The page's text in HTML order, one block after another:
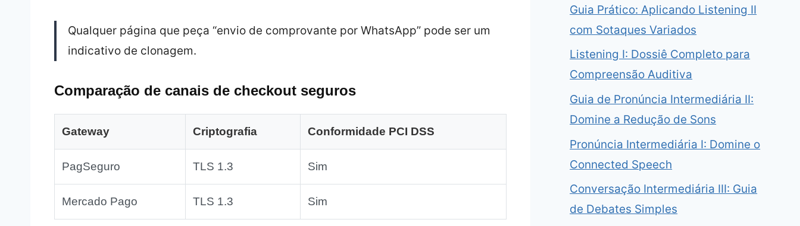
Qualquer página que peça “envio de comprovante por WhatsApp” pode ser um
indicativo de clonagem.
Comparação de canais de checkout seguros
Gateway Criptografia Conformidade PCI DSS
PagSeguro TLS 1.3 Sim
Mercado Pago TLS 1.3 Sim
Guia Prático: Aplicando Listening II
com Sotaques Variados
Listening I: Dossiê Completo para
Compreensão Auditiva
Guia de Pronúncia Intermediária II:
Domine a Redução de Sons
Pronúncia Intermediária I: Domine o
Connected Speech
Conversação Intermediária III: Guia
de Debates Simples